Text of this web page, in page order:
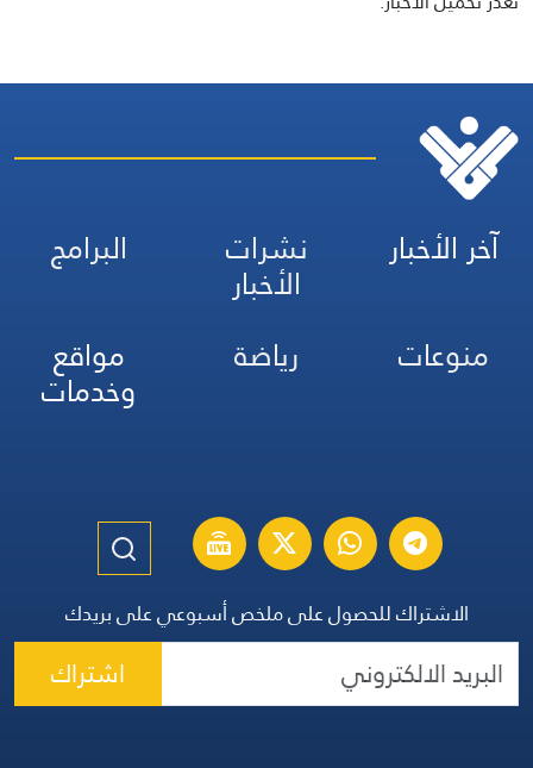
آخر الأخبار نشرات
الأخبار
البرامج
منوعات
رياضة مواقع
وخدمات
الاشتراك للحصول على ملخص أسبوعي على بريدك
اشتراك